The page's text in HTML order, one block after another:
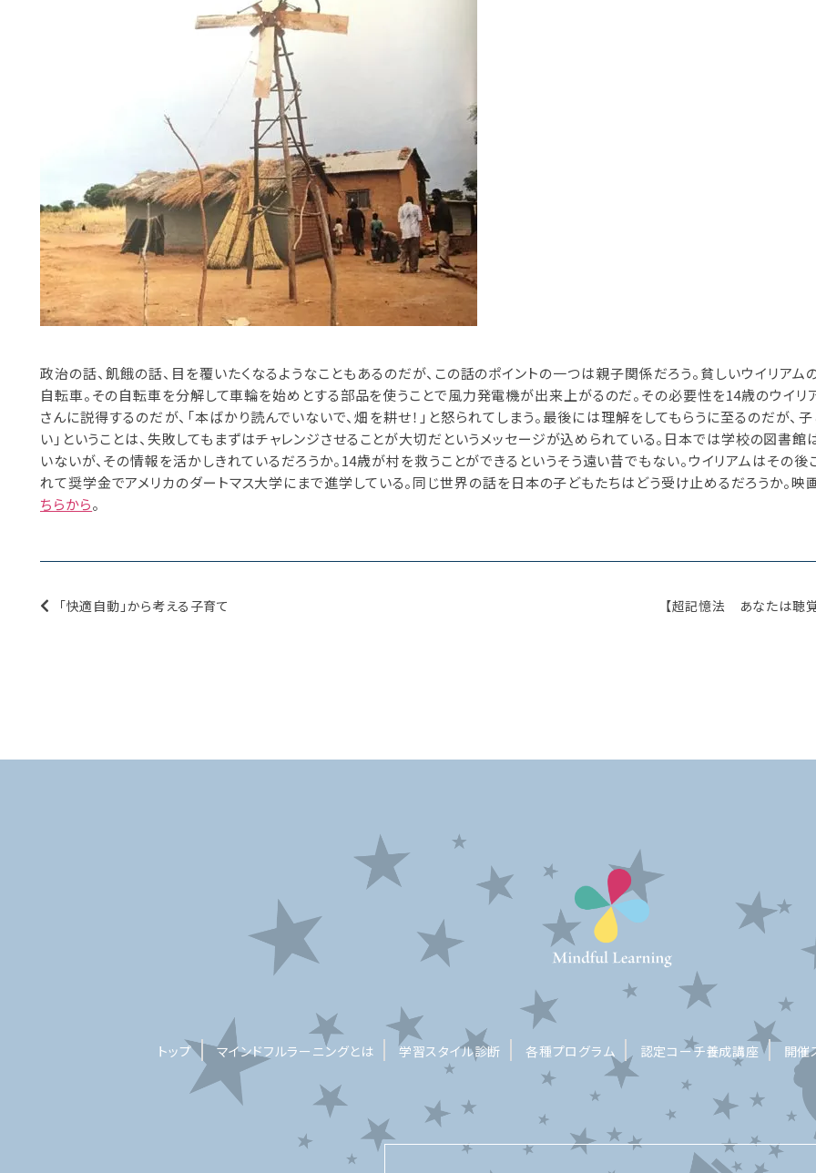
政治の話、飢餓の話、目を覆いたくなるようなこともあるのだが、この話のポイントの一つは親子関係だろう。貧しいウイリアム
自転車。その自転車を分解して車輪を始めとする部品を使うことで風力発電機が出来上がるのだ。その必要性を14歳のウイリ
さんに説得するのだが、「本ばかり読んでいないで、畑を耕せ！」と怒られてしまう。最後には理解をしてもらうに至るのだが、
い」ということは、失敗してもまずはチャレンジさせることが大切だというメッセージが込められている。日本では学校の図書
いないが、その情報を活かしきれているだろうか。14歳が村を救うことができるというそう遠い昔でもない。ウイリアムはその
れて奨学金でアメリカのダートマス大学にまで進学している。同じ世界の話を日本の子どもたちはどう受け止めるだろうか。映
ちらから。
「快適自動」から考える子育て 【超記憶法 あなたは聴覚
トップ マインドフルラーニングとは 学習スタイル診断 各種プログラム 認定コーチ養成講座 開催